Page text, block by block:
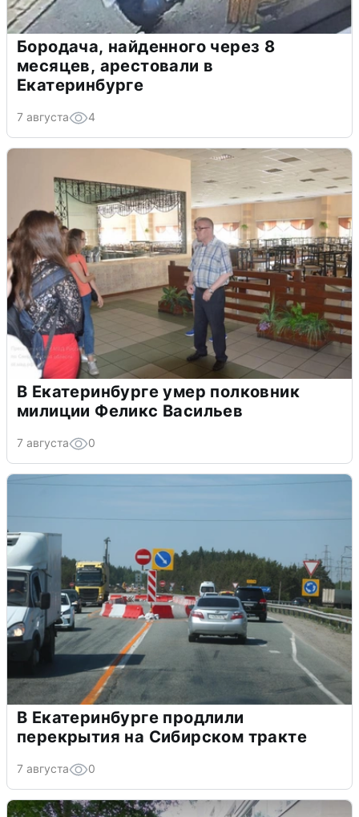
Бородача, найденного через 8
месяцев, арестовали в
Екатеринбурге
7 августа 4
В Екатеринбурге умер полковник
милиции Феликс Васильев
7 августа 0
В Екатеринбурге продлили
перекрытия на Сибирском тракте
7 августа 0